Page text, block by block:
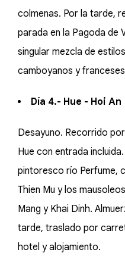
colmenas. Por la tarde,
parada en la Pagoda de
singular mezcla de
camboyanos y
Día 4.- Hue - Hoi An
Desayuno. Recorrido
Hue con entrada
pintoresco río Perfume,
Thien Mu y los
Mang y Khai Dinh.
tarde, traslado por
hotel y alojamiento.